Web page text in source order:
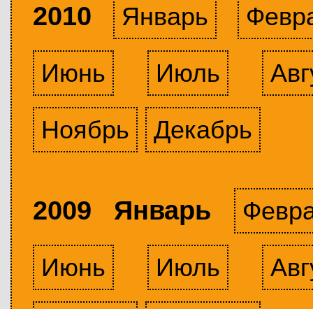
2010 Январь
Июнь
Июль
Ноябрь
Декабрь
2009 Январь
Июнь
Июль